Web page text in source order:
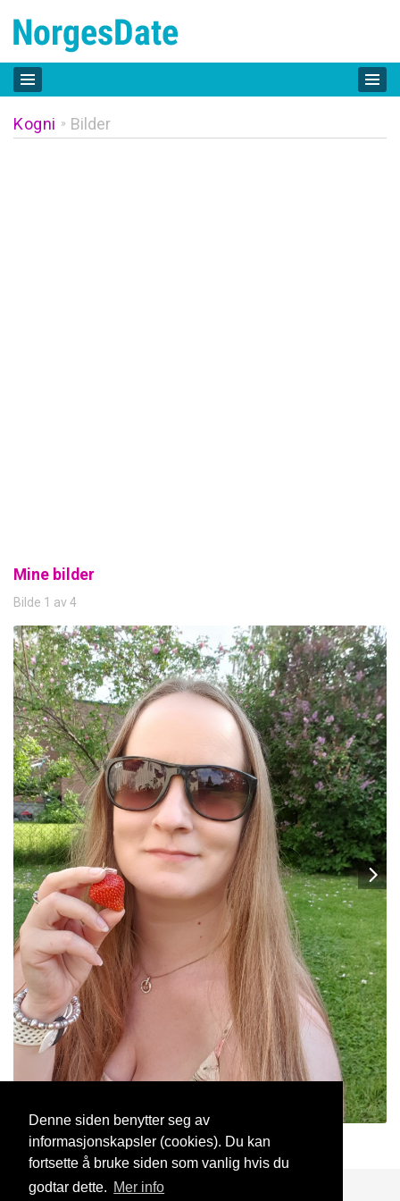
Denne siden benytter seg av
informasjonskapsler (cookies). Du kan
fortsette å bruke siden som vanlig hvis du
godtar dette. Mer info
Kogni » Bilder
Mine bilder
Bilde 1 av 4
Kogni 7 Jul, 2021
Blogg Support Kontakt oss